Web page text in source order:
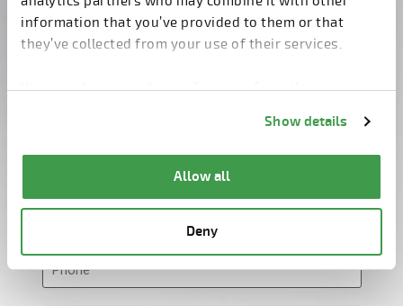
information that you’ve provided to them or that
they’ve collected from your use of their services.
You can change cookie preferences from the
Show details
Allow all
Deny